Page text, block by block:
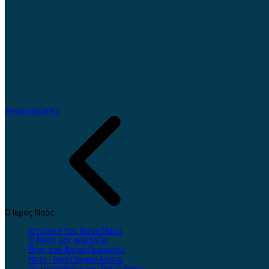
Ανακοινώσεις
Ο Ιερός Ναός
Ιστορικό του Ιερού Ναού
Ο Ναός μας εορτάζει
Βίος του Αγίου Γεωργίου
Ναοί - Ιερά Παρεκκλήσια